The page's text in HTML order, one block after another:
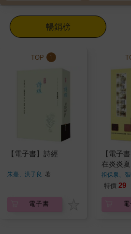
暢銷榜
TOP 1
【電子書】詩經
朱熹、洪子良 著
電子書
【電子
在炎炎
祖保泉、
特價 29